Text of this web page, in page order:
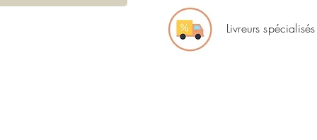
Livreurs spécialisés